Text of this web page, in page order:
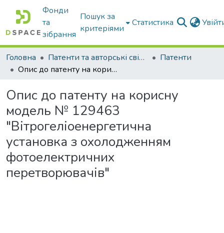
Фонди
та
зібрання
Пошук за
критеріями
Статистика
Головна Патенти та авторські свідоцтва
Патенти
Опис до патенту на корисну модель № 129463 "Вітрогеліоенергетична установка з охолодженням фотоелектричних перетворювачів"
Опис до патенту на корисну
модель № 129463
"Вітрогеліоенергетична
установка з охолодженням
фотоелектричних
перетворювачів"